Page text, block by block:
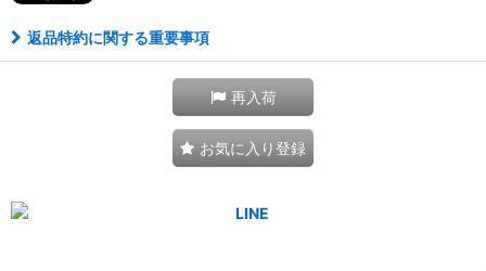
返品特約に関する重要事項
再入荷
お気に入り登録